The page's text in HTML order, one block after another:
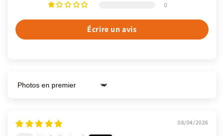
0
Écrire un avis
Sort by
08/04/2026